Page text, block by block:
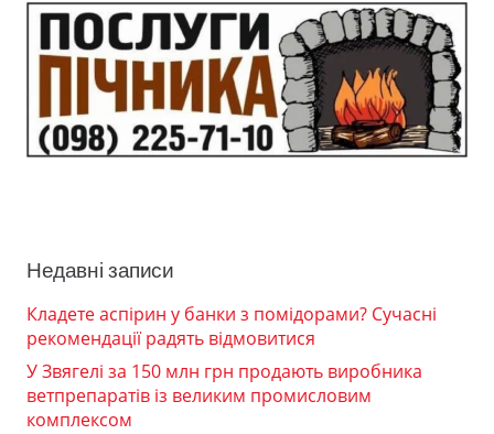
Недавні записи
Кладете аспірин у банки з помідорами? Сучасні
рекомендації радять відмовитися
У Звягелі за 150 млн грн продають виробника
ветпрепаратів із великим промисловим
комплексом